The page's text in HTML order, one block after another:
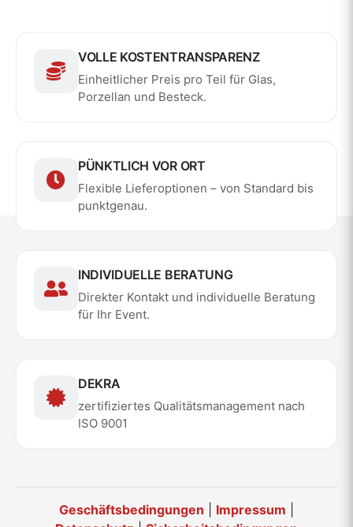
VOLLE KOSTENTRANSPARENZ
Einheitlicher Preis pro Teil für Glas,
Porzellan und Besteck.
PÜNKTLICH VOR ORT
Flexible Lieferoptionen – von Standard bis
punktgenau.
INDIVIDUELLE BERATUNG
Direkter Kontakt und individuelle Beratung
für Ihr Event.
DEKRA
zertifiziertes Qualitätsmanagement nach
ISO 9001
Geschäftsbedingungen Impressum